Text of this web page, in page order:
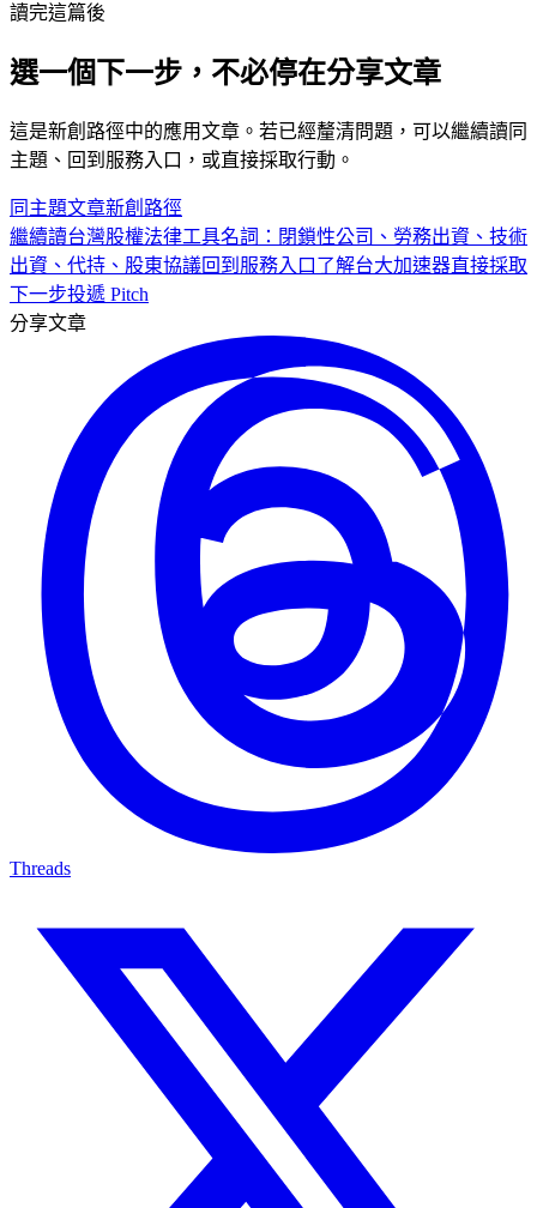
讀完這篇後
選一個下一步，不必停在分享文章
這是新創 路徑中的應用文章。若已經釐清問題，可以繼續讀同
主題、回到服務入口，或直接採取行動。
同主題文章新創 路徑
繼續讀台灣股權法律工具名詞：閉鎖性公司、勞務出資、技術
出資、代持、股東協議回到服務入口 了解台大加速器直接採取
下一步投遞 Pitch
分享文章
Threads